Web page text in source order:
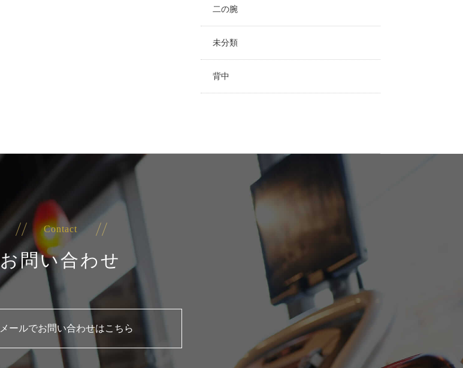
二の腕
未分類
背中
Contact
お問い合わせ
メールでお問い合わせはこちら